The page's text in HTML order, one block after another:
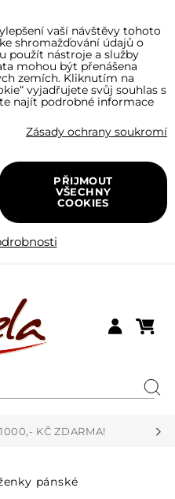
Přihlásit se
KČ ZDARMA!
pánské
vaší návštěvy tohoto
shromažďování údajů o
použít nástroje a služby
mohou být přenášena
zemích. Kliknutím na
vyjadřujete svůj souhlas s
najít podrobné informace
Zásady ochrany soukromí
PŘIJMOUT
VŠECHNY
COOKIES